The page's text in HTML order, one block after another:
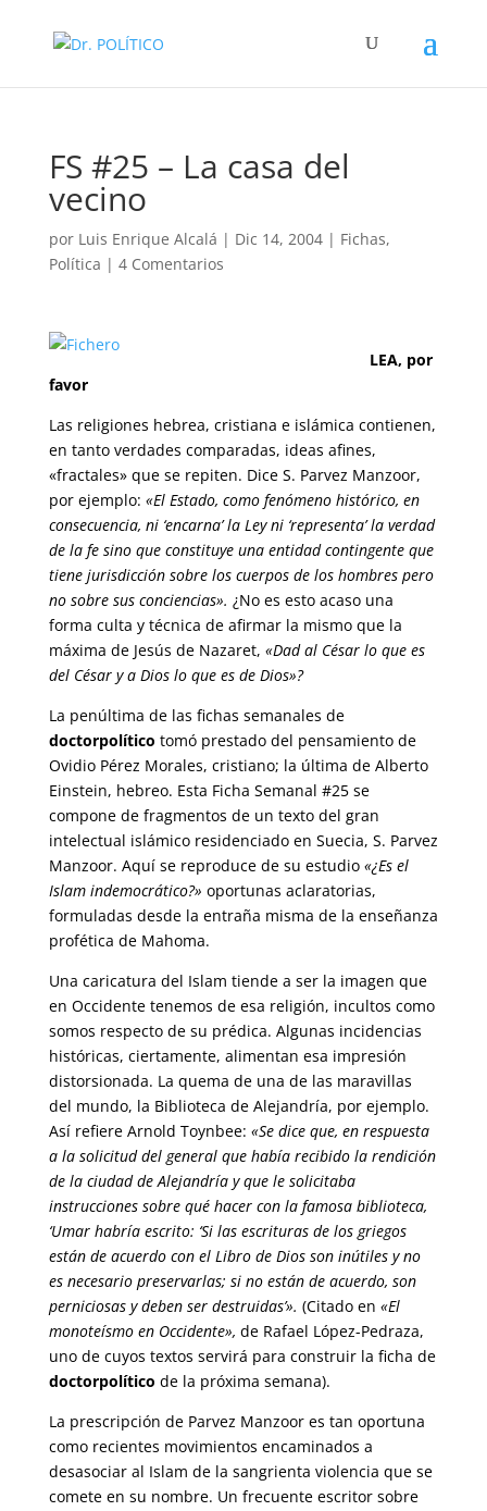
FS #25 – La casa del
vecino
por Luis Enrique Alcalá | Dic 14, 2004| Fichas,
Política | 4 Comentarios
LEA, por
favor
Las religiones hebrea, cristiana e islámica contienen,
en tanto verdades comparadas, ideas afines,
«fractales» que se repiten. Dice S. Parvez Manzoor,
por ejemplo: «El Estado, como fenómeno histórico, en
consecuencia, ni ‘encarna’ la Ley ni ‘representa’ la verdad
de la fe sino que constituye una entidad contingente que
tiene jurisdicción sobre los cuerpos de los hombres pero
no sobre sus conciencias». ¿No es esto acaso una
forma culta y técnica de afirmar la mismo que la
máxima de Jesús de Nazaret, «Dad al César lo que es
del César y a Dios lo que es de Dios»?
La penúltima de las fichas semanales de
doctorpolítico tomó prestado del pensamiento de
Ovidio Pérez Morales, cristiano; la última de Alberto
Einstein, hebreo. Esta Ficha Semanal #25 se
compone de fragmentos de un texto del gran
intelectual islámico residenciado en Suecia, S. Parvez
Manzoor. Aquí se reproduce de su estudio «¿Es el
Islam indemocrático?» oportunas aclaratorias,
formuladas desde la entraña misma de la enseñanza
profética de Mahoma.
Una caricatura del Islam tiende a ser la imagen que
en Occidente tenemos de esa religión, incultos como
somos respecto de su prédica. Algunas incidencias
históricas, ciertamente, alimentan esa impresión
distorsionada. La quema de una de las maravillas
del mundo, la Biblioteca de Alejandría, por ejemplo.
Así refiere Arnold Toynbee: «Se dice que, en respuesta
a la solicitud del general que había recibido la rendición
de la ciudad de Alejandría y que le solicitaba
instrucciones sobre qué hacer con la famosa biblioteca,
‘Umar habría escrito: ‘Si las escrituras de los griegos
están de acuerdo con el Libro de Dios son inútiles y no
es necesario preservarlas; si no están de acuerdo, son
perniciosas y deben ser destruidas’». (Citado en «El
monoteísmo en Occidente», de Rafael López-Pedraza,
uno de cuyos textos servirá para construir la ficha de
doctorpolítico de la próxima semana).
La prescripción de Parvez Manzoor es tan oportuna
como recientes movimientos encaminados a
desasociar al Islam de la sangrienta violencia que se
comete en su nombre. Un frecuente escritor sobre